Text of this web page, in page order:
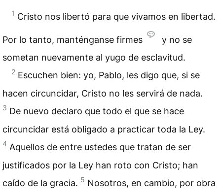
1 Cristo nos libertó para que vivamos en libertad.
Por lo tanto, manténganse firmes
y no se
sometan nuevamente al yugo de esclavitud.
2 Escuchen bien: yo, Pablo, les digo que, si se
hacen circuncidar, Cristo no les servirá de nada.
3 De nuevo declaro que todo el que se hace
circuncidar está obligado a practicar toda la Ley.
4 Aquellos de entre ustedes que tratan de ser
justificados por la Ley han roto con Cristo; han
caído de la gracia. 5 Nosotros, en cambio, por obra